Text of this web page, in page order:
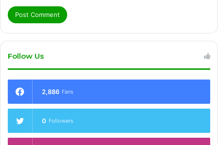
Follow Us
2,886 Fans
0 Followers